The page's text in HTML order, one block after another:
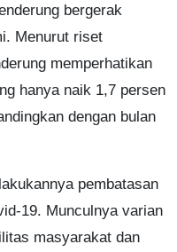
bergerak
Menurut riset
memperhatikan
hanya naik 1,7 persen
dengan bulan
pembatasan
19. Munculnya varian
masyarakat dan